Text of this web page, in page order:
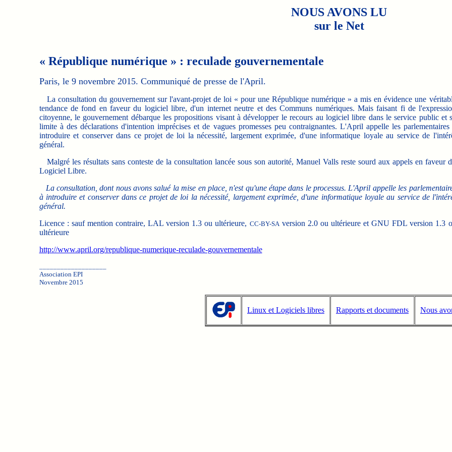
NOUS AVONS LU
sur le Net
« République numérique » : reculade gouvernementale
Paris, le 9 novembre 2015. Communiqué de presse de l'April.
La consultation du gouvernement sur l'avant-projet de loi « pour une République numérique » a mis en évidence une
tendance de fond en faveur du logiciel libre, d'un internet neutre et des Communs numériques. Mais faisant fi de
citoyenne, le gouvernement débarque les propositions visant à développer le recours au logiciel libre dans le service public et
limite à des déclarations d'intention imprécises et de vagues promesses peu contraignantes. L'April appelle les parlementaires
introduire et conserver dans ce projet de loi la nécessité, largement exprimée, d'une informatique loyale au service de
général.
Malgré les résultats sans conteste de la consultation lancée sous son autorité, Manuel Valls reste sourd aux appels en faveur
Logiciel Libre.
La consultation, dont nous avons salué la mise en place, n'est qu'une étape dans le processus. L'April appelle les
à introduire et conserver dans ce projet de loi la nécessité, largement exprimée, d'une informatique loyale au service de
général.
Licence : sauf mention contraire, LAL version 1.3 ou ultérieure, CC-BY-SA version 2.0 ou ultérieure et GNU FDL version 1.3
ultérieure
http://www.april.org/republique-numerique-reculade-gouvernementale
Association EPI
Novembre 2015
Linux et Logiciels libres Rapports et documents Nous